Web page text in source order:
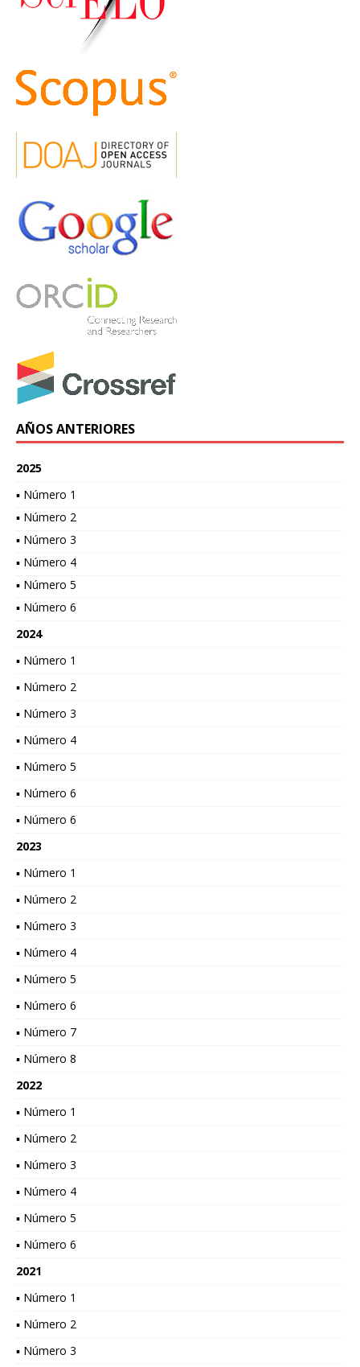
AÑOS ANTERIORES
2025
▪ Número 1
▪ Número 2
▪ Número 3
▪ Número 4
▪ Número 5
▪ Número 6
2024
▪ Número 1
▪ Número 2
▪ Número 3
▪ Número 4
▪ Número 5
▪ Número 6
▪ Número 6
2023
▪ Número 1
▪ Número 2
▪ Número 3
▪ Número 4
▪ Número 5
▪ Número 6
▪ Número 7
▪ Número 8
2022
▪ Número 1
▪ Número 2
▪ Número 3
▪ Número 4
▪ Número 5
▪ Número 6
2021
▪ Número 1
▪ Número 2
▪ Número 3